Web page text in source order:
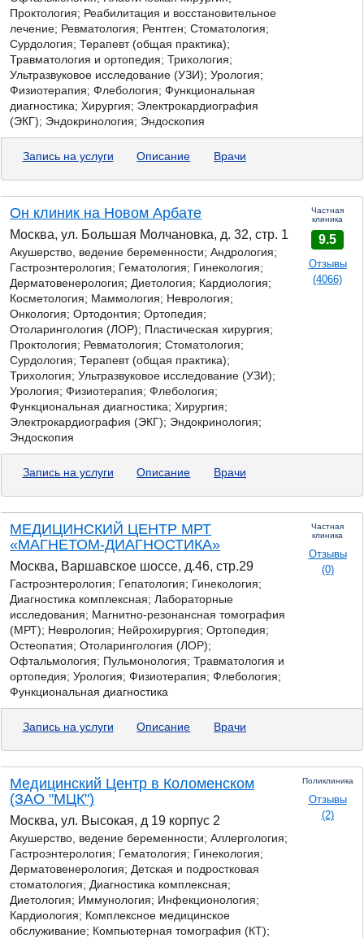
Проктология; Реабилитация и восстановительное
лечение; Ревматология; Рентген; Стоматология;
Сурдология; Терапевт (общая практика);
Травматология и ортопедия; Трихология;
Ультразвуковое исследование (УЗИ); Урология;
Физиотерапия; Флебология; Функциональная
диагностика; Хирургия; Электрокардиография
(ЭКГ); Эндокринология; Эндоскопия
Запись на услуги Описание Врачи
Он клиник на Новом Арбате
Москва, ул. Большая Молчановка, д. 32, стр. 1
Акушерство, ведение беременности; Андрология;
Гастроэнтерология; Гематология; Гинекология;
Дерматовенерология; Диетология; Кардиология;
Косметология; Маммология; Неврология;
Онкология; Ортодонтия; Ортопедия;
Отоларингология (ЛОР); Пластическая хирургия;
Проктология; Ревматология; Стоматология;
Сурдология; Терапевт (общая практика);
Трихология; Ультразвуковое исследование (УЗИ);
Урология; Физиотерапия; Флебология;
Функциональная диагностика; Хирургия;
Электрокардиография (ЭКГ); Эндокринология;
Эндоскопия
Частная
клиника
9.5
Отзывы
(4066)
Запись на услуги Описание Врачи
МЕДИЦИНСКИЙ ЦЕНТР МРТ
«МАГНЕТОМ-ДИАГНОСТИКА»
Москва, Варшавское шоссе, д.46, стр.29
Гастроэнтерология; Гепатология; Гинекология;
Диагностика комплексная; Лабораторные
исследования; Магнитно-резонансная томография
(МРТ); Неврология; Нейрохирургия; Ортопедия;
Остеопатия; Отоларингология (ЛОР);
Офтальмология; Пульмонология; Травматология и
ортопедия; Урология; Физиотерапия; Флебология;
Функциональная диагностика
Частная
клиника
Отзывы
(0)
Запись на услуги Описание Врачи
Медицинский Центр в Коломенском
(ЗАО "МЦК")
Москва, ул. Высокая, д 19 корпус 2
Акушерство, ведение беременности; Аллергология;
Гастроэнтерология; Гематология; Гинекология;
Дерматовенерология; Детская и подростковая
стоматология; Диагностика комплексная;
Диетология; Иммунология; Инфекционология;
Кардиология; Комплексное медицинское
обслуживание; Компьютерная томография (КТ);
Поликлиника
Отзывы
(2)